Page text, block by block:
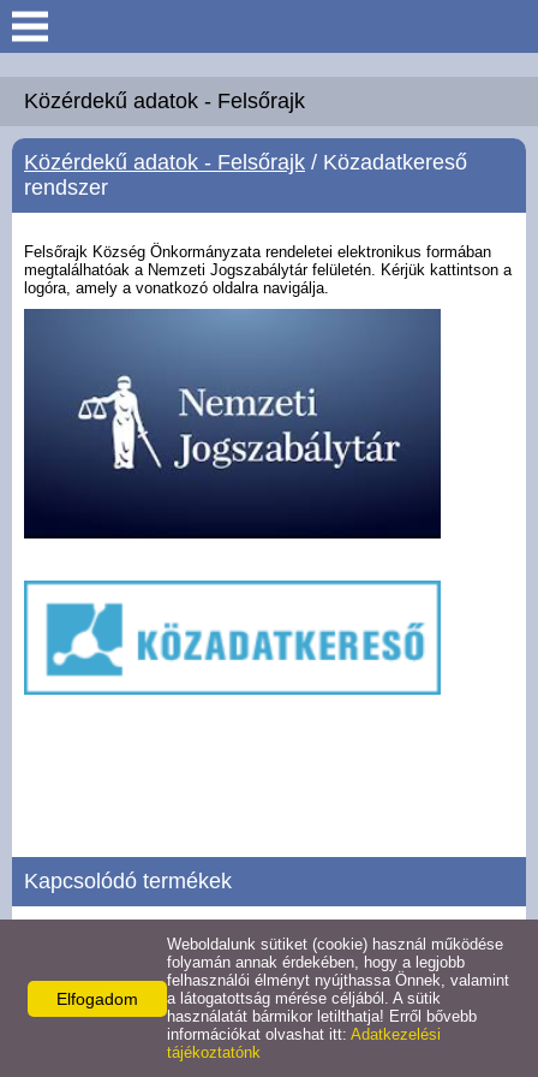
Keresés
Köszöntő
Hírek
Polgármesteri Hivatal
Közérdekű adatok -
Felsőrajk
Választási információk -
Felsőrajk
EFOP-1.5.2-16-2017-00008
Közérdekű adatok - Felsőrajk
Közérdekű adatok - Felsőrajk / Közadatkereső
rendszer
Felsőrajk Község Önkormányzata rendeletei elektronikus formában
megtalálhatóak a Nemzeti Jogszabálytár felületén. Kérjük kattintson a
logóra, amely a vonatkozó oldalra navigálja.
Kapcsolódó termékek
Szervezeti, személyzeti adatok
Részletek
Elfogadom
Weboldalunk sütiket (cookie) használ működése
folyamán annak érdekében, hogy a legjobb
felhasználói élményt nyújthassa Önnek, valamint
a látogatottság mérése céljából. A sütik
használatát bármikor letilthatja! Erről bővebb
információkat olvashat itt: Adatkezelési
tájékoztatónk